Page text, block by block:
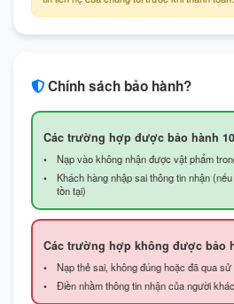
Chính sách bảo hành?
Các trường hợp được bảo hành
Nạp vào không nhận được vật phẩm
Khách hàng nhập sai thông tin nhận
tồn tại)
Các trường hợp không được bảo
Nạp thẻ sai, không đúng hoặc đã qua
Điền nhầm thông tin nhận của người khác